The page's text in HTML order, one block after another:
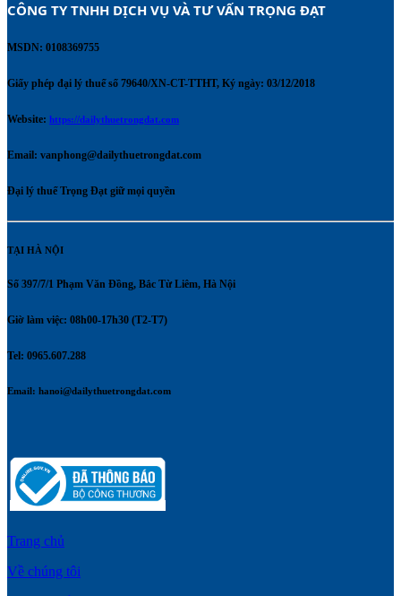
CÔNG TY TNHH DỊCH VỤ VÀ TƯ VẤN TRỌNG ĐẠT
MSDN: 0108369755
Giấy phép đại lý thuế số 79640/XN-CT-TTHT, Ký ngày: 03/12/2018
Website: https://dailythuetrongdat.com
Email: vanphong@dailythuetrongdat.com
Đại lý thuế Trọng Đạt giữ mọi quyền
TẠI HÀ NỘI
Số 397/7/1 Phạm Văn Đồng, Bắc Từ Liêm, Hà Nội
Giờ làm việc: 08h00-17h30 (T2-T7)
Tel: 0965.607.288
Email: hanoi@dailythuetrongdat.com
Trang chủ
Về chúng tôi